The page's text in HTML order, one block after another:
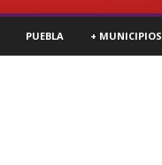
PUEBLA + MUNICIPIOS